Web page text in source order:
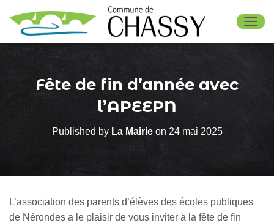
Fête de fin d’année avec
l’APEEPN
Published by La Mairieon 24 mai 2025
L’association des parents d’élèves des écoles publiques
de Nérondes a le plaisir de vous inviter à la fête de fin